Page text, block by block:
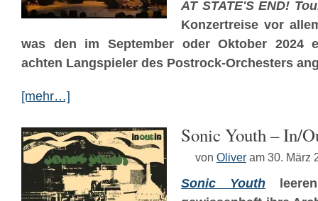
AT STATE'S END!
Konzertreise vor
was den im September oder Oktober 2024
achten Langspieler des Postrock-Orchesters
[mehr…]
Sonic Youth – In​/​
von Oliver am 30. März
Sonic Youth